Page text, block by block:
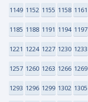
1149 1152 1155 1158 1161
1185 1188 1191 1194 1197
1221 1224 1227 1230 1233
1257 1260 1263 1266 1269
1293 1296 1299 1302 1305